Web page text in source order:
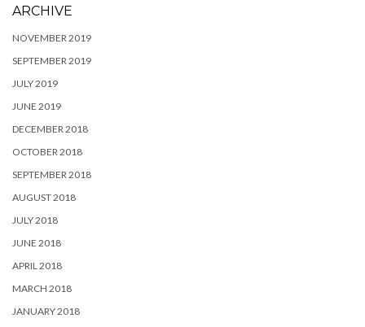
ARCHIVE
NOVEMBER 2019
SEPTEMBER 2019
JULY 2019
JUNE 2019
DECEMBER 2018
OCTOBER 2018
SEPTEMBER 2018
AUGUST 2018
JULY 2018
JUNE 2018
APRIL 2018
MARCH 2018
JANUARY 2018